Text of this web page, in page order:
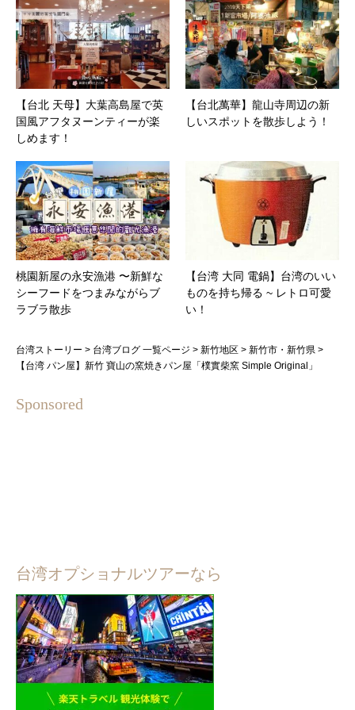
【台北 天母】大葉高島屋で英
国風アフタヌーンティーが楽
しめます！
【台北萬華】龍山寺周辺の新
しいスポットを散歩しよう！
桃園新屋の永安漁港 〜新鮮な
シーフードをつまみながらブ
ラブラ散歩
【台湾 大同 電鍋】台湾のいい
ものを持ち帰る ~ レトロ可愛
い！
台湾ストーリー > 台湾ブログ 一覧ページ > 新竹地区 > 新竹市・新竹県 >
【台湾 パン屋】新竹 寶山の窯焼きパン屋「樸實柴窯 Simple Original」
Sponsored
台湾オプショナルツアーなら